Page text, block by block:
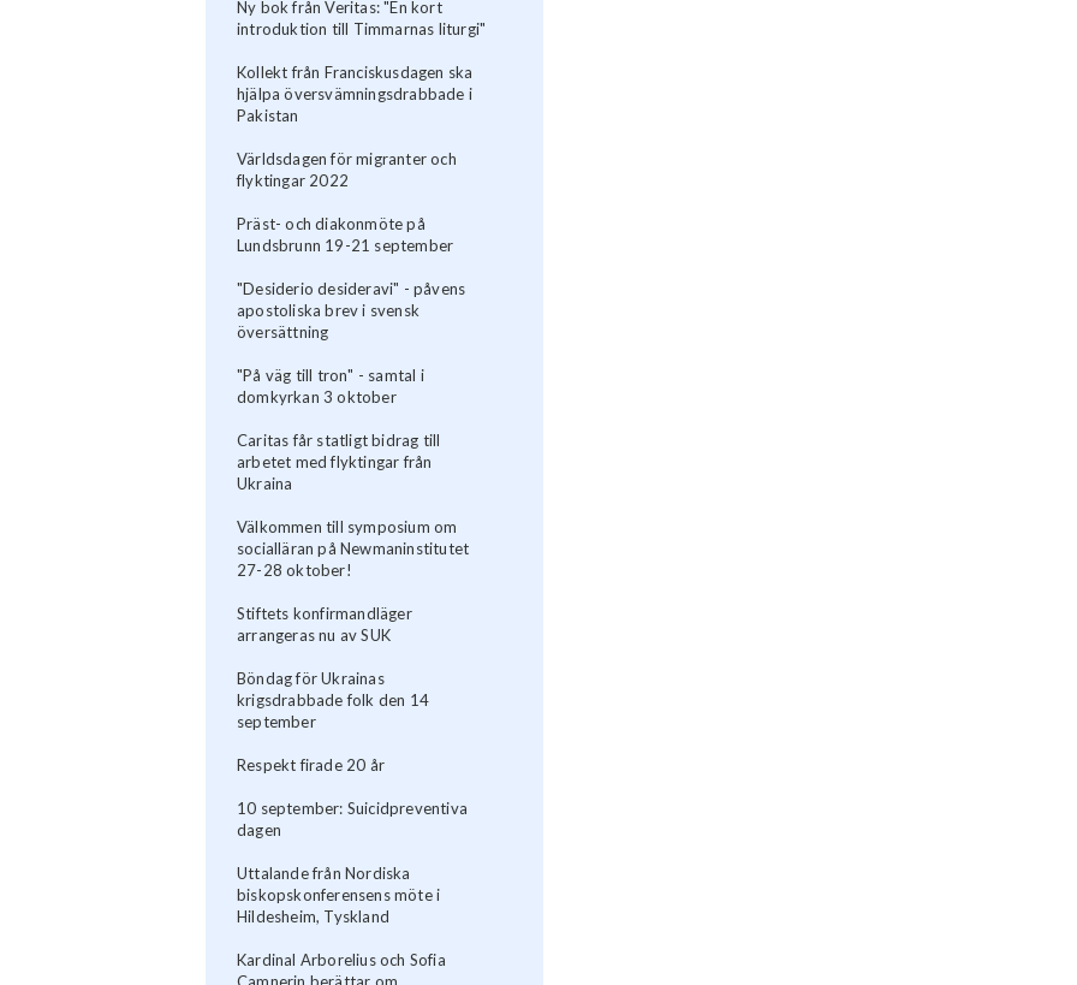
Ny bok från Veritas: "En kort
introduktion till Timmarnas liturgi"
Kollekt från Franciskusdagen ska
hjälpa översvämningsdrabbade i
Pakistan
Världsdagen för migranter och
flyktingar 2022
Präst- och diakonmöte på
Lundsbrunn 19-21 september
"Desiderio desideravi" - påvens
apostoliska brev i svensk
översättning
"På väg till tron" - samtal i
domkyrkan 3 oktober
Caritas får statligt bidrag till
arbetet med flyktingar från
Ukraina
Välkommen till symposium om
socialläran på Newmaninstitutet
27-28 oktober!
Stiftets konfirmandläger
arrangeras nu av SUK
Böndag för Ukrainas
krigsdrabbade folk den 14
september
Respekt firade 20 år
10 september: Suicidpreventiva
dagen
Uttalande från Nordiska
biskopskonferensens möte i
Hildesheim, Tyskland
Kardinal Arborelius och Sofia